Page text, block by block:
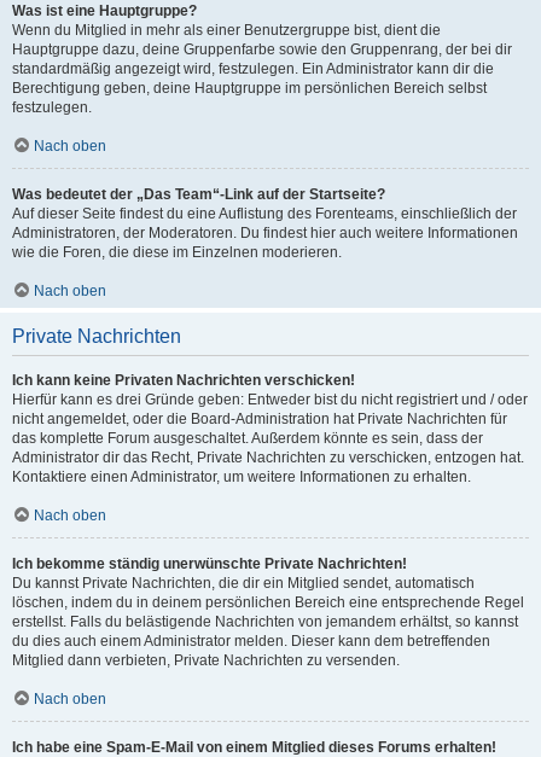
Was ist eine Hauptgruppe?
Wenn du Mitglied in mehr als einer Benutzergruppe bist, dient die
Hauptgruppe dazu, deine Gruppenfarbe sowie den Gruppenrang, der bei dir
standardmäßig angezeigt wird, festzulegen. Ein Administrator kann dir die
Berechtigung geben, deine Hauptgruppe im persönlichen Bereich selbst
festzulegen.
Nach oben
Was bedeutet der „Das Team“-Link auf der Startseite?
Auf dieser Seite findest du eine Auflistung des Forenteams, einschließlich der
Administratoren, der Moderatoren. Du findest hier auch weitere Informationen
wie die Foren, die diese im Einzelnen moderieren.
Nach oben
Private Nachrichten
Ich kann keine Privaten Nachrichten verschicken!
Hierfür kann es drei Gründe geben: Entweder bist du nicht registriert und / oder
nicht angemeldet, oder die Board-Administration hat Private Nachrichten für
das komplette Forum ausgeschaltet. Außerdem könnte es sein, dass der
Administrator dir das Recht, Private Nachrichten zu verschicken, entzogen hat.
Kontaktiere einen Administrator, um weitere Informationen zu erhalten.
Nach oben
Ich bekomme ständig unerwünschte Private Nachrichten!
Du kannst Private Nachrichten, die dir ein Mitglied sendet, automatisch
löschen, indem du in deinem persönlichen Bereich eine entsprechende Regel
erstellst. Falls du belästigende Nachrichten von jemandem erhältst, so kannst
du dies auch einem Administrator melden. Dieser kann dem betreffenden
Mitglied dann verbieten, Private Nachrichten zu versenden.
Nach oben
Ich habe eine Spam-E-Mail von einem Mitglied dieses Forums erhalten!